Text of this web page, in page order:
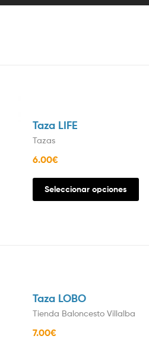
Taza LIFE
Tazas
6.00€
Seleccionar opciones
Taza LOBO
Tienda Baloncesto Villalba
7.00€